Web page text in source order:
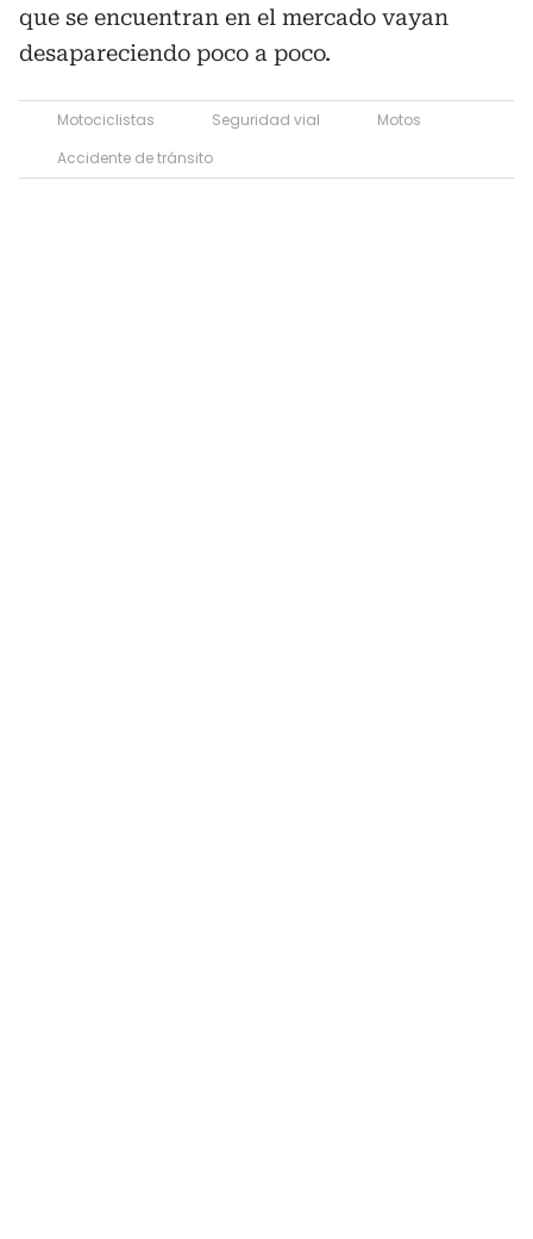
que se encuentran en el mercado vayan
desapareciendo poco a poco.
Motociclistas Seguridad vial
Motos
Accidente de tránsito